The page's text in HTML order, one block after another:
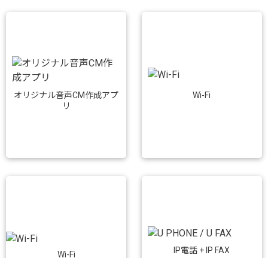
オリジナル音声CM作成アプ
リ
Wi-Fi
Wi-Fi IP電話 + IP FAX